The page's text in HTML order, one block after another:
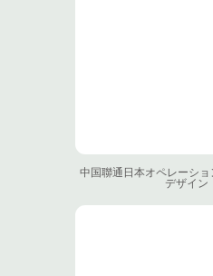
中国聯通日本オペレーシ
デザイン